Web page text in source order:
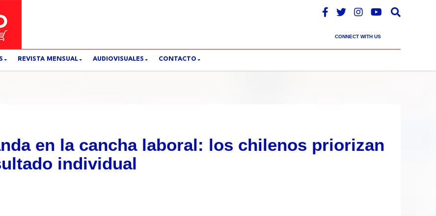
CONNECT WITH US
REVISTA MENSUAL AUDIOVISUALES CONTACTO
en la cancha laboral: los chilenos priorizan
individual